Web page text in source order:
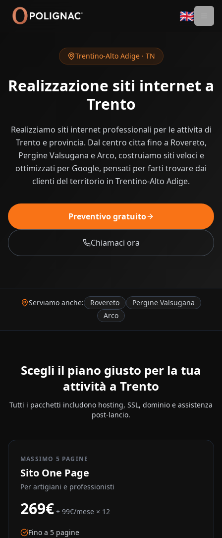
🇬🇧
Trentino-Alto Adige· TN
Realizzazione siti internet a
Trento
Realizziamo siti internet professionali per le attivita di
Trento e provincia. Dal centro citta fino a Rovereto,
Pergine Valsugana e Arco, costruiamo siti veloci e
ottimizzati per Google, pensati per farti trovare dai
clienti del territorio in Trentino-Alto Adige.
Preventivo gratuito
Chiamaci ora
Serviamo anche: Rovereto
Pergine Valsugana
Arco
Scegli il piano giusto per la tua
attività a Trento
Tutti i pacchetti includono hosting, SSL, dominio e assistenza
post-lancio.
MASSIMO 5 PAGINE
Sito One Page
Per artigiani e professionisti
269€ + 99€/mese × 12
Fino a 5 pagine